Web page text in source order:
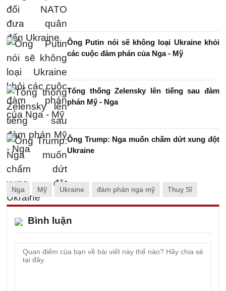
Ông Putin nói sẽ không loại Ukraine khỏi
các cuộc đàm phán của Nga - Mỹ
Tổng thống Zelensky lên tiếng sau đàm
phán Mỹ - Nga
Ông Trump: Nga muốn chấm dứt xung đột
Ukraine
Nga Mỹ Ukraine đàm phán nga mỹ Thuỵ Sĩ
Bình luận